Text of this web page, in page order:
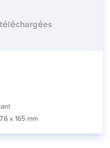
x 165 mm